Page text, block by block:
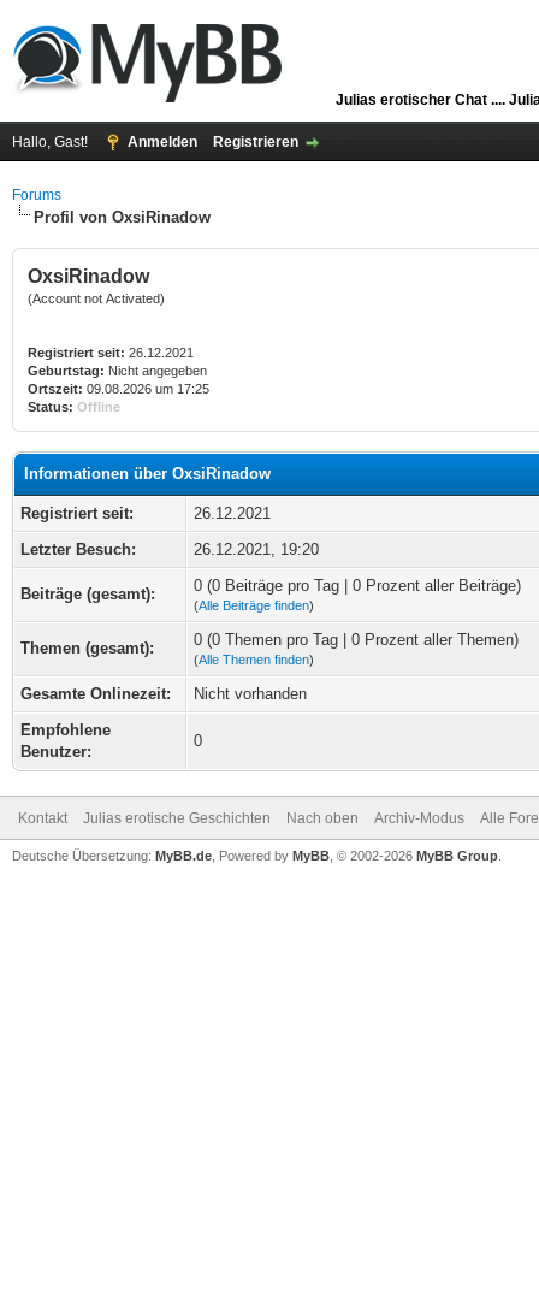
Julias erotischer Chat ....
Hallo, Gast! Anmelden Registrieren
Forums
Profil von OxsiRinadow
OxsiRinadow
(Account not Activated)
Registriert seit: 26.12.2021
Geburtstag: Nicht angegeben
Ortszeit: 09.08.2026 um 17:25
Status: Offline
Informationen über OxsiRinadow
Registriert seit:
26.12.2021
Letzter Besuch:
26.12.2021, 19:20
Beiträge (gesamt): 0 (0 Beiträge pro Tag | 0 Prozent aller Beiträge)
(Alle Beiträge finden)
Themen (gesamt): 0 (0 Themen pro Tag | 0 Prozent aller Themen)
(Alle Themen finden)
Gesamte Onlinezeit:
Nicht vorhanden
Empfohlene
Benutzer:
0
Kontakt Julias erotische Geschichten Nach oben Archiv-Modus Alle
Deutsche Übersetzung: MyBB.de , Powered by MyBB , © 2002-2026 MyBB Group